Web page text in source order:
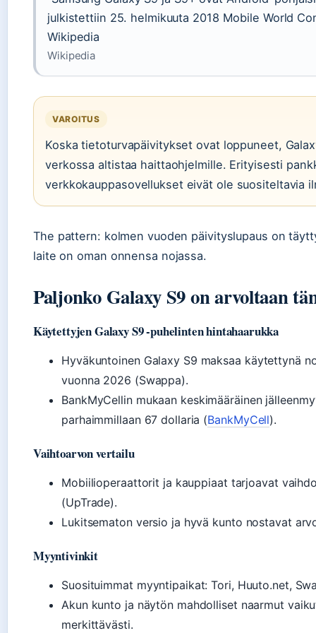
julkistettiin 25. helmikuuta 2018 Mobile World
Wikipedia
Wikipedia
VAROITUS
Koska tietoturvapäivitykset ovat loppuneet,
verkossa altistaa haittaohjelmille. Erityisesti
verkkokauppasovellukset eivät ole suositeltavia
The pattern: kolmen vuoden päivityslupaus on
laite on oman onnensa nojassa.
Paljonko Galaxy S9 on arvoltaan
Käytettyjen Galaxy S9 -puhelinten hintahaarukka
Hyväkuntoinen Galaxy S9 maksaa käytettynä
vuonna 2026 (Swappa).
BankMyCellin mukaan keskimääräinen
parhaimmillaan 67 dollaria (BankMyCell).
Vaihtoarvon vertailu
Mobiilioperaattorit ja kauppiaat tarjoavat
(UpTrade).
Lukitsematon versio ja hyvä kunto nostavat
Myyntivinkit
Suosituimmat myyntipaikat: Tori, Huuto.net,
Akun kunto ja näytön mahdolliset naarmut
merkittävästi.